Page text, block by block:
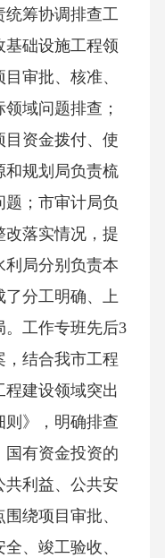
统筹协调排查工
基础设施工程领
审批、核准、
域问题排查；
目资金拨付、使
和规划局负责梳
；市审计局负
改落实情况，提
利局分别负责本
了分工明确、上
工作专班先后3
，结合我市工程
建设领域突出
则》，明确排查
国有资金投资的
共利益、公共安
绕项目审批、
、竣工验收、